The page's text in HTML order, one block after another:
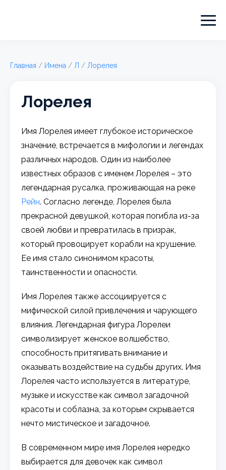
Главная / Имена / Л / Лорелея
Лорелея
Имя Лорелея имеет глубокое историческое
значение, встречается в мифологии и легендах
различных народов. Один из наиболее
известных образов с именем Лорелея – это
легендарная русалка, проживающая на реке
Рейн. Согласно легенде, Лорелея была
прекрасной девушкой, которая погибла из-за
своей любви и превратилась в призрак,
который провоцирует корабли на крушение.
Ее имя стало синонимом красоты,
таинственности и опасности.
Имя Лорелея также ассоциируется с
мифической силой привлечения и чарующего
влияния. Легендарная фигура Лорелеи
символизирует женское волшебство,
способность притягивать внимание и
оказывать воздействие на судьбы других. Имя
Лорелея часто используется в литературе,
музыке и искусстве как символ загадочной
красоты и соблазна, за которым скрывается
нечто мистическое и загадочное.
В современном мире имя Лорелея нередко
выбирается для девочек как символ